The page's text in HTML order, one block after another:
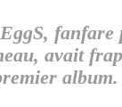
fanfare
avait
album.